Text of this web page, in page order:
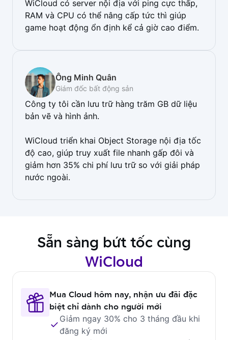
WiCloud có server nội địa với ping cực thấp,
RAM và CPU có thể nâng cấp tức thì giúp
game hoạt động ổn định kể cả giờ cao điểm.
Ông Minh Quân
Giám đốc bất động sản
Công ty tôi cần lưu trữ hàng trăm GB dữ liệu
bản vẽ và hình ảnh.
WiCloud triển khai Object Storage nội địa tốc
độ cao, giúp truy xuất file nhanh gấp đôi và
giảm hơn 35% chi phí lưu trữ so với giải pháp
nước ngoài.
Sẵn sàng bứt tốc cùng
WiCloud
Mua Cloud hôm nay, nhận ưu đãi đặc
biệt chỉ dành cho người mới
Giảm ngay 30% cho 3 tháng đầu khi
đăng ký mới